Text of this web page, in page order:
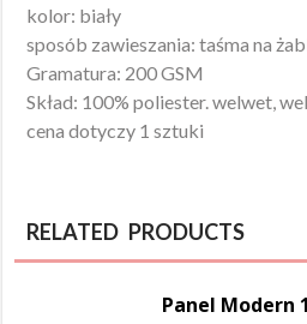
kolor: biały
sposób zawieszania: taśma na
Gramatura: 200 GSM
Skład: 100% poliester. welwet,
cena dotyczy 1 sztuki
RELATED PRODUCTS
Panel Modern